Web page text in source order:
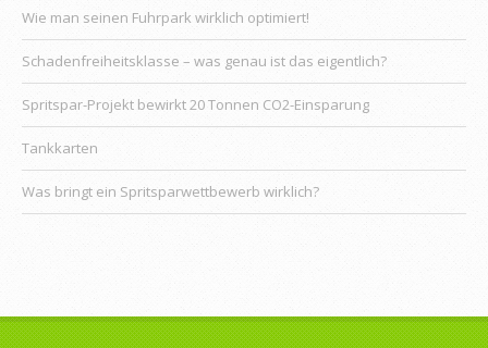
Wie man seinen Fuhrpark wirklich optimiert!
Schadenfreiheitsklasse – was genau ist das eigentlich?
Spritspar-Projekt bewirkt 20 Tonnen CO2-Einsparung
Tankkarten
Was bringt ein Spritsparwettbewerb wirklich?